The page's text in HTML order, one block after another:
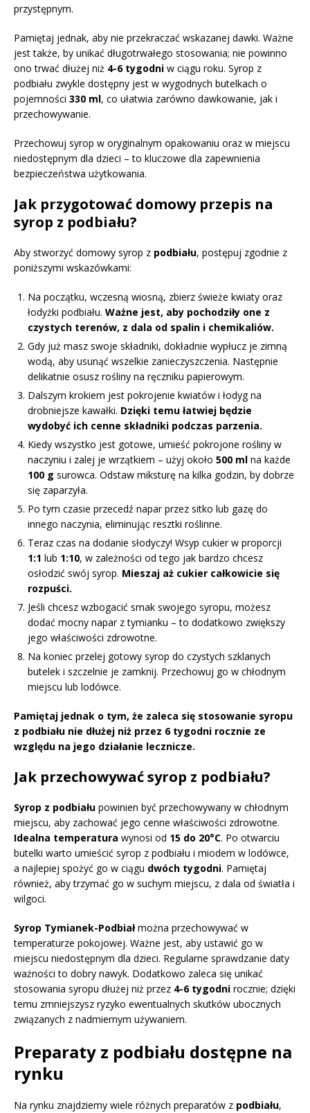
przystępnym.
Pamiętaj jednak, aby nie przekraczać wskazanej dawki. Ważne
jest także, by unikać długotrwałego stosowania; nie powinno
ono trwać dłużej niż 4-6 tygodni w ciągu roku. Syrop z
podbiału zwykle dostępny jest w wygodnych butelkach o
pojemności 330 ml, co ułatwia zarówno dawkowanie, jak i
przechowywanie.
Przechowuj syrop w oryginalnym opakowaniu oraz w miejscu
niedostępnym dla dzieci – to kluczowe dla zapewnienia
bezpieczeństwa użytkowania.
Jak przygotować domowy przepis na
syrop z podbiału?
Aby stworzyć domowy syrop z podbiału, postępuj zgodnie z
poniższymi wskazówkami:
Na początku, wczesną wiosną, zbierz świeże kwiaty oraz
łodyżki podbiału. Ważne jest, aby pochodziły one z
czystych terenów, z dala od spalin i chemikaliów.
Gdy już masz swoje składniki, dokładnie wypłucz je zimną
wodą, aby usunąć wszelkie zanieczyszczenia. Następnie
delikatnie osusz rośliny na ręczniku papierowym.
Dalszym krokiem jest pokrojenie kwiatów i łodyg na
drobniejsze kawałki. Dzięki temu łatwiej będzie
wydobyć ich cenne składniki podczas parzenia.
Kiedy wszystko jest gotowe, umieść pokrojone rośliny w
naczyniu i zalej je wrzątkiem – użyj około 500 ml na każde
100 g surowca. Odstaw miksturę na kilka godzin, by dobrze
się zaparzyła.
Po tym czasie przecedź napar przez sitko lub gazę do
innego naczynia, eliminując resztki roślinne.
Teraz czas na dodanie słodyczy! Wsyp cukier w proporcji
1:1 lub 1:10, w zależności od tego jak bardzo chcesz
osłodzić swój syrop. Mieszaj aż cukier całkowicie się
rozpuści.
Jeśli chcesz wzbogacić smak swojego syropu, możesz
dodać mocny napar z tymianku – to dodatkowo zwiększy
jego właściwości zdrowotne.
Na koniec przelej gotowy syrop do czystych szklanych
butelek i szczelnie je zamknij. Przechowuj go w chłodnym
miejscu lub lodówce.
Pamiętaj jednak o tym, że zaleca się stosowanie syropu
z podbiału nie dłużej niż przez 6 tygodni rocznie ze
względu na jego działanie lecznicze.
Jak przechowywać syrop z podbiału?
Syrop z podbiału powinien być przechowywany w chłodnym
miejscu, aby zachować jego cenne właściwości zdrowotne.
Idealna temperatura wynosi od 15 do 20°C. Po otwarciu
butelki warto umieścić syrop z podbiału i miodem w lodówce,
a najlepiej spożyć go w ciągu dwóch tygodni. Pamiętaj
również, aby trzymać go w suchym miejscu, z dala od światła i
wilgoci.
Syrop Tymianek-Podbiałmożna przechowywać w
temperaturze pokojowej. Ważne jest, aby ustawić go w
miejscu niedostępnym dla dzieci. Regularne sprawdzanie daty
ważności to dobry nawyk. Dodatkowo zaleca się unikać
stosowania syropu dłużej niż przez 4-6 tygodni rocznie; dzięki
temu zmniejszysz ryzyko ewentualnych skutków ubocznych
związanych z nadmiernym używaniem.
Preparaty z podbiału dostępne na
rynku
Na rynku znajdziemy wiele różnych preparatów z podbiału,